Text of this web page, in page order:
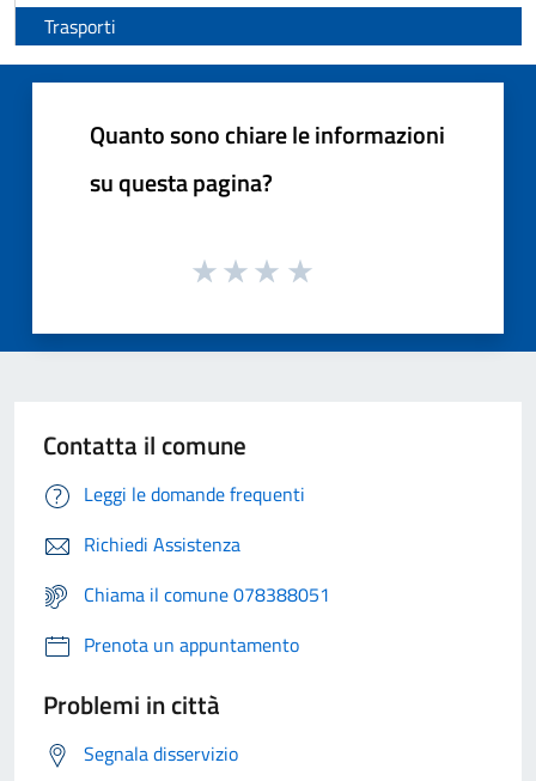
Trasporti
Quanto sono chiare le informazioni
su questa pagina?
Contatta il comune
Leggi le domande frequenti
Richiedi Assistenza
Chiama il comune 078388051
Prenota un appuntamento
Problemi in città
Segnala disservizio